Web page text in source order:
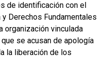
de identificación con el
Derechos Fundamentales
organización vinculada
se acusan de apología
la liberación de los